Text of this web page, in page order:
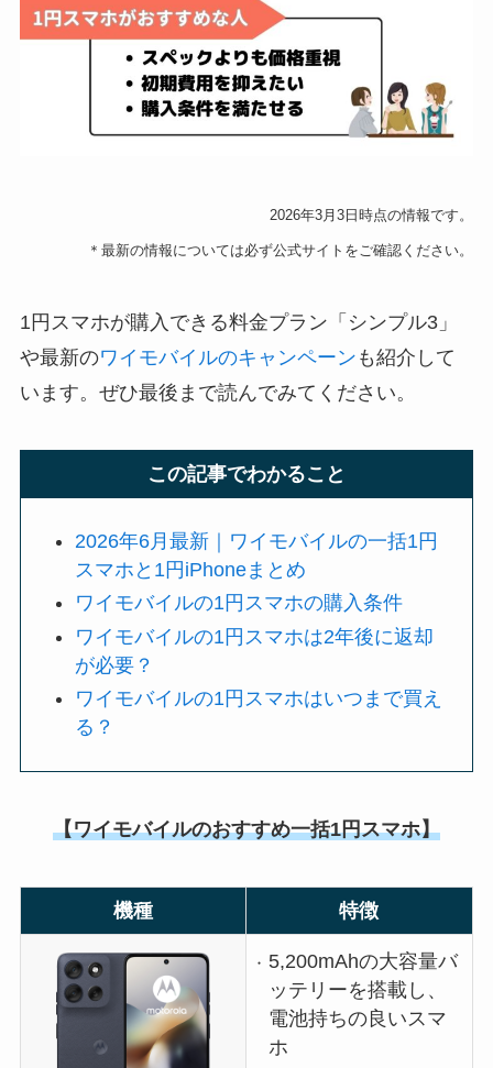
2026年3月3日時点の情報です。
＊最新の情報については必ず公式サイトをご確認ください。
1円スマホが購入できる料金プラン「シンプル3」
や最新のワイモバイルのキャンペーン も紹介して
います。ぜひ最後まで読んでみてください。
この記事でわかること
2026年6月最新｜ワイモバイルの一括1円
スマホと1円iPhoneまとめ
ワイモバイルの1円スマホの購入条件
ワイモバイルの1円スマホは2年後に返却
が必要？
ワイモバイルの1円スマホはいつまで買え
る？
【ワイモバイルのおすすめ一括1円スマホ】
機種 特徴
5,200mAhの大容量バ
ッテリーを搭載し、
電池持ちの良いスマ
ホ